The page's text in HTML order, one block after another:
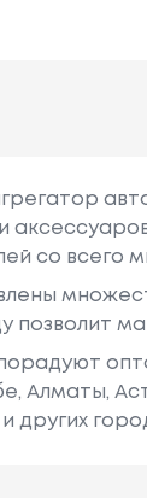
со всего
позволит
Алматы,